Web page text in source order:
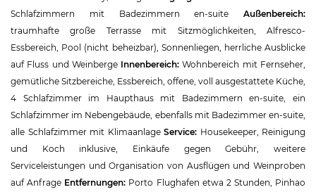
Schlafzimmern mit Badezimmern en-suite Außenbereich:
traumhafte große Terrasse mit Sitzmöglichkeiten, Alfresco-
Essbereich, Pool (nicht beheizbar), Sonnenliegen, herrliche Ausblicke
auf Fluss und Weinberge Innenbereich: Wohnbereich mit Fernseher,
gemütliche Sitzbereiche, Essbereich, offene, voll ausgestattete Küche,
4 Schlafzimmer im Haupthaus mit Badezimmern en-suite, ein
Schlafzimmer im Nebengebäude, ebenfalls mit Badezimmer en-suite,
alle Schlafzimmer mit Klimaanlage Service: Housekeeper, Reinigung
und Koch inklusive, Einkäufe gegen Gebühr, weitere
Serviceleistungen und Organisation von Ausflügen und Weinproben
auf Anfrage Entfernungen: Porto Flughafen etwa 2 Stunden, Pinhao